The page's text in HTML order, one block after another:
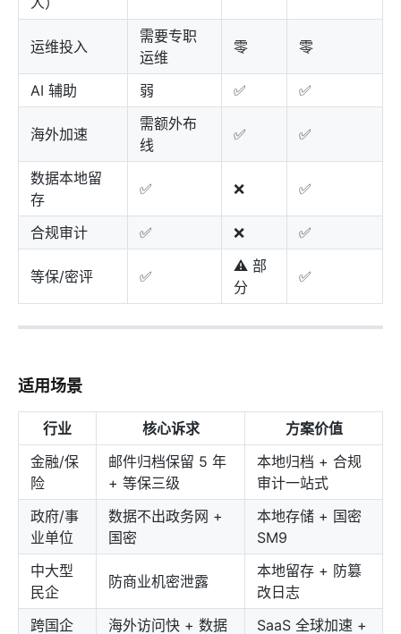
运维投入
需要专职
运维
零 零
AI 辅助 弱 ✅ ✅
海外加速
需额外布
线
✅ ✅
数据本地留
存
✅ ❌ ✅
合规审计 ✅ ❌ ✅
等保/密评 ✅
⚠️ 部
分
✅
适用场景
行业 核心诉求
方案价值
金融/保
险
邮件归档保留 5 年
+ 等保三级
本地归档 + 合规
审计一站式
政府/事
业单位
数据不出政务网 +
国密
本地存储 + 国密
SM9
中大型
民企
防商业机密泄露
本地留存 + 防篡
改日志
跨国企
海外访问快 + 数据
SaaS 全球加速 +